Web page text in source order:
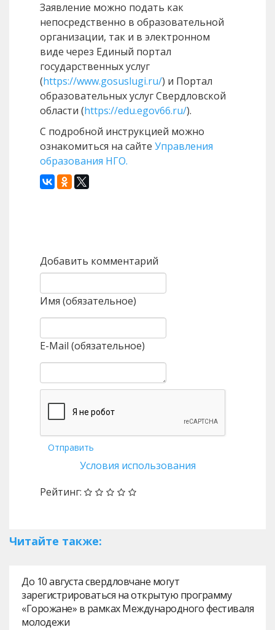
Заявление можно подать как
непосредственно в образовательной
организации, так и в электронном
виде через Единый портал
государственных услуг
(https://www.gosuslugi.ru/) и Портал
образовательных услуг Свердловской
области (https://edu.egov66.ru/).
С подробной инструкцией можно
ознакомиться на сайте Управления
образования НГО.
Добавить комментарий
Имя (обязательное)
E-Mail (обязательное)
Отправить
Условия использования
Рейтинг:
Читайте также:
До 10 августа свердловчане могут
зарегистрироваться на открытую программу
«Горожане» в рамках Международного фестиваля
молодежи